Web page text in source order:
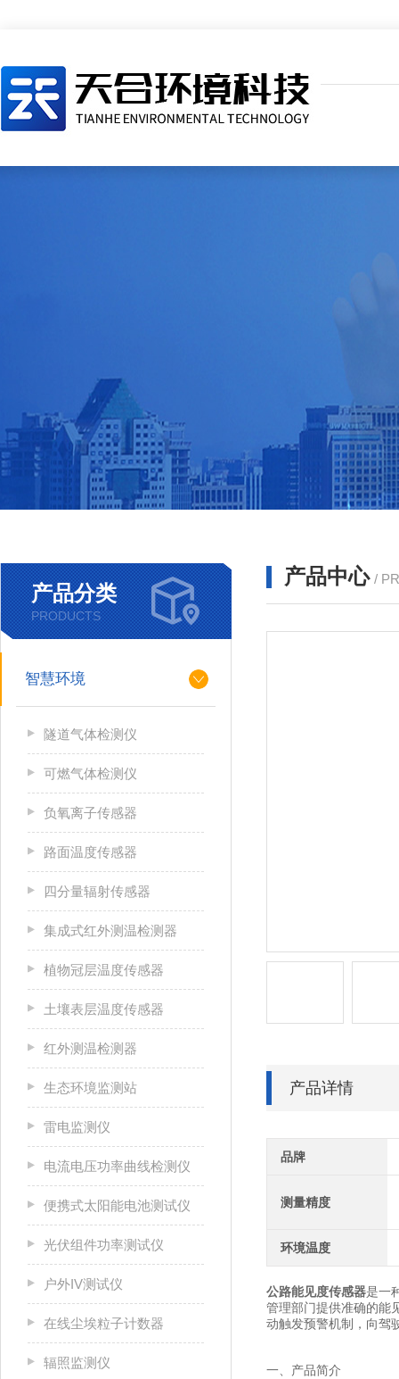
产品分类
PRODUCTS
智慧环境
隧道气体检测仪
可燃气体检测仪
负氧离子传感器
路面温度传感器
四分量辐射传感器
集成式红外测温检测器
植物冠层温度传感器
土壤表层温度传感器
红外测温检测器
生态环境监测站
雷电监测仪
电流电压功率曲线检测仪
便携式太阳能电池测试仪
光伏组件功率测试仪
户外IV测试仪
在线尘埃粒子计数器
辐照监测仪
产品中心 /
产品详情
品牌
测量精度
环境温度
公路能见度传感器是一
管理部门提供准确的能
动触发预警机制，向驾
一、产品简介